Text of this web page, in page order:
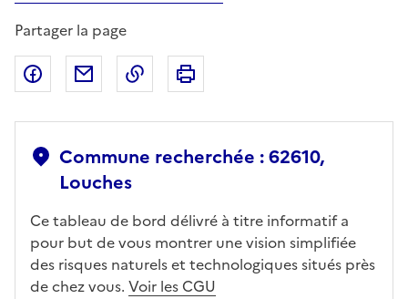
Partager la page
Partager sur Facebook
Partager par emailCopier dans le presse-papier
Commune recherchée : 62610,
Louches
Ce tableau de bord délivré à titre informatif a
pour but de vous montrer une vision simplifiée
des risques naturels et technologiques situés près
de chez vous. Voir les CGU